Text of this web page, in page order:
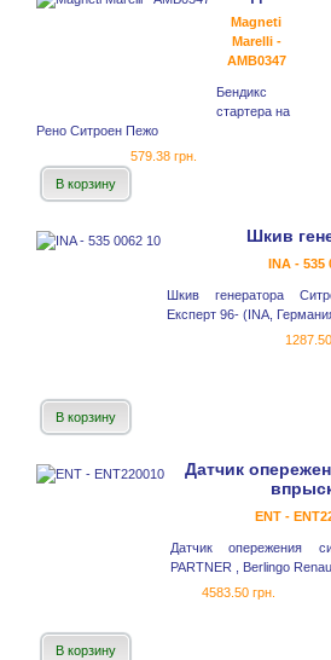
Magneti
Marelli -
AMB0347
Бендикс
стартера на
Рено Ситроен Пежо
579.38 грн.
В корзину
Шкив
INA - 535
Шкив генератора
Експерт 96- (INA,
В корзину
Датчик
ENT -
Датчик опережения
PARTNER , Berlingo
4583.50 грн.
В корзину